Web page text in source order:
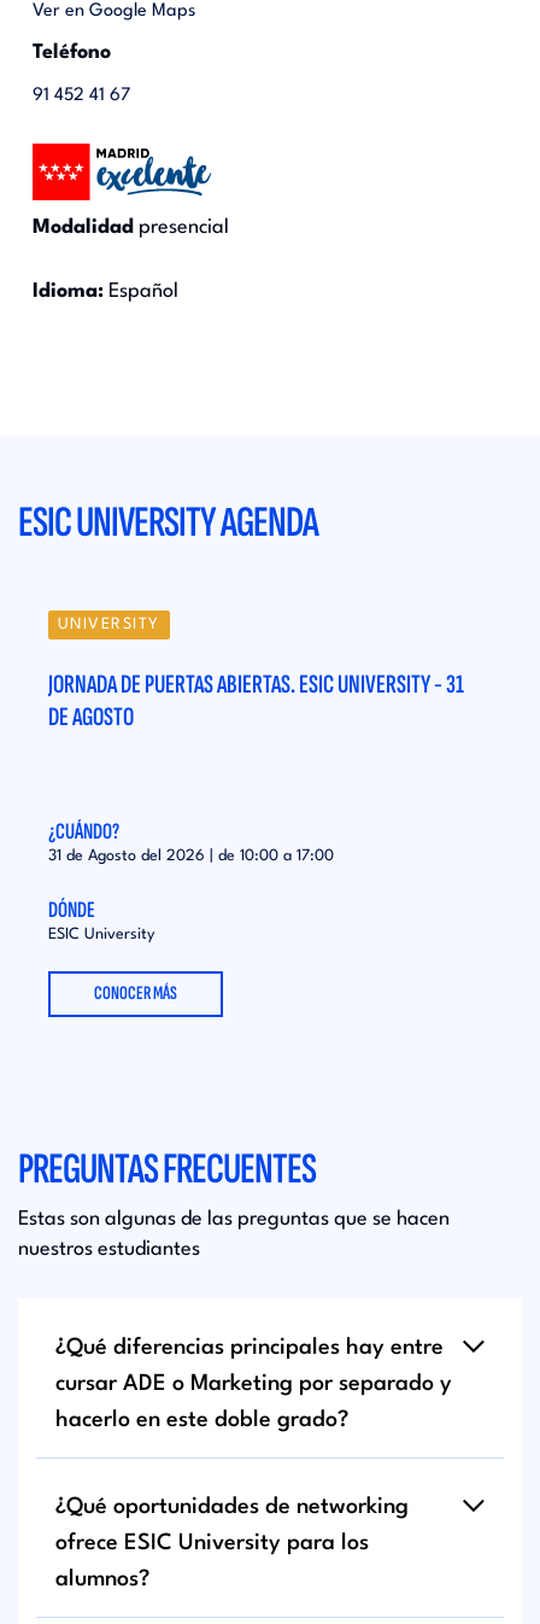
Ver en Google Maps
Teléfono
91 452 41 67
Modalidad presencial
Idioma: Español
ESIC UNIVERSITY AGENDA
UNIVERSITY
JORNADA DE PUERTAS ABIERTAS. ESIC UNIVERSITY - 31
DE AGOSTO
¿CUÁNDO?
31 de Agosto del 2026 | de 10:00a 17:00
DÓNDE
ESIC University
CONOCER MÁS
PREGUNTAS FRECUENTES
Estas son algunas de las preguntas que se hacen
nuestros estudiantes
¿Qué diferencias principales hay entre
cursar ADE o Marketing por separado y
hacerlo en este doble grado?
¿Qué oportunidades de networking
ofrece ESIC University para los
alumnos?